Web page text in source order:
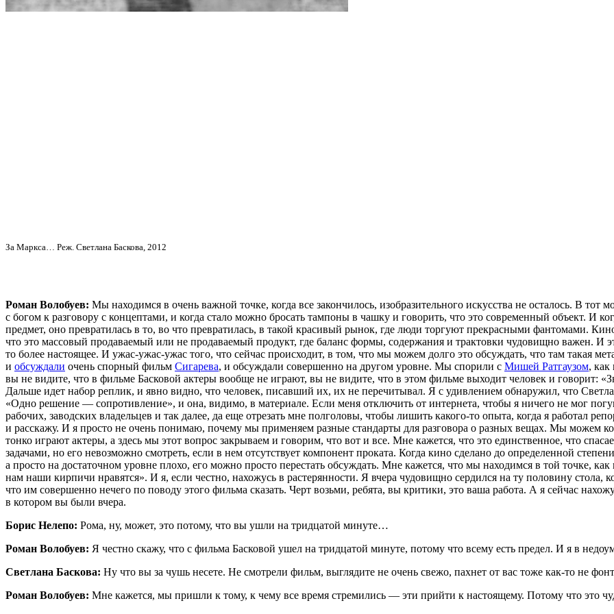
За Маркса… Реж. Светлана Баскова, 2012
Роман Волобуев: Мы находимся в очень важной точке, когда все закончилось, изобразительного искусства не осталось. В тот
с богом к разговору с концептами, и когда стало можно бросать тампоны в чашку и говорить, что это современный объект. И
предмет, оно превратилась в то, во что превратилась, в такой красивый рынок, где люди торгуют прекрасными фантомами.
что это массовый продаваемый или не продаваемый продукт, где баланс формы, содержания и трактовки чудовищно важен. И
то более настоящее. И ужас-ужас-ужас того, что сейчас происходит, в том, что мы можем долго это обсуждать, что там такая
и обсуждали очень спорный фильм Сигарева, и обсуждали совершенно на другом уровне. Мы спорили с Мишей Ратгаузом, как
вы не видите, что в фильме Басковой актеры вообще не играют, вы не видите, что в этом фильме выходит человек и говорит:
Дальше идет набор реплик, и явно видно, что человек, писавший их, их не перечитывал. Я с удивлением обнаружил, что
«Одно решение — сопротивление», и она, видимо, в материале. Если меня отключить от интернета, чтобы я ничего не мог
рабочих, заводских владельцев и так далее, да еще отрезать мне полголовы, чтобы лишить какого-то опыта, когда я работал
и расскажу. И я просто не очень понимаю, почему мы применяем разные стандарты для разговора о разных вещах. Мы можем
тонко играют актеры, а здесь мы этот вопрос закрываем и говорим, что вот и все. Мне кажется, что это единственное, что
задачами, но его невозможно смотреть, если в нем отсутствует компонент проката. Когда кино сделано до определенной
а просто на достаточном уровне плохо, его можно просто перестать обсуждать. Мне кажется, что мы находимся в той точке,
нам наши кирпичи нравятся». И я, если честно, нахожусь в растерянности. Я вчера чудовищно сердился на ту половину стола,
что им совершенно нечего по поводу этого фильма сказать. Черт возьми, ребята, вы критики, это ваша работа. А я сейчас
в котором вы были вчера.
Борис Нелепо: Рома, ну, может, это потому, что вы ушли на тридцатой минуте…
Роман Волобуев: Я честно скажу, что с фильма Басковой ушел на тридцатой минуте, потому что всему есть предел. И я в
Светлана Баскова: Ну что вы за чушь несете. Не смотрели фильм, выглядите не очень свежо, пахнет от вас тоже как-то не
Роман Волобуев: Мне кажется, мы пришли к тому, к чему все время стремились — эти прийти к настоящему. Потому что это